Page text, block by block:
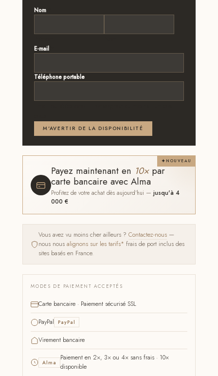
Nom
E-mail
Téléphone portable
M'AVERTIR DE LA DISPONIBILITÉ
NOUVEAU
Payez maintenant en 10×par
carte bancaire avec Alma
Profitez de votre achat dès aujourd'hui —jusqu'à 4
000 €
Vous avez vu moins cher ailleurs ?Contactez-nous —
nous nousalignons sur les tarifs* frais de port inclus des
sites basés en France.
MODES DE PAIEMENT ACCEPTÉS
Carte bancaire · Paiement sécurisé SSL
PayPal PayPal
Virement bancaire
Alma
Paiement en 2×, 3× ou 4× sans frais · 10×
disponible